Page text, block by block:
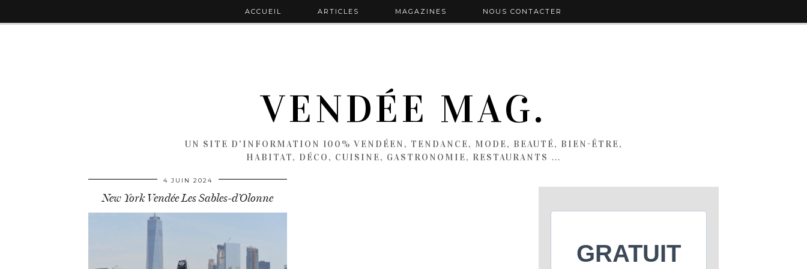
VENDÉE MAG.
UN SITE D'INFORMATION 100% VENDÉEN, TENDANCE, MODE, BEAUTÉ, BIEN-ÊTRE,
HABITAT, DÉCO, CUISINE, GASTRONOMIE, RESTAURANTS …
ACCUEIL ARTICLES MAGAZINES NOUS CONTACTER
4 JUIN 2024
New York Vendée Les Sables-d’Olonne